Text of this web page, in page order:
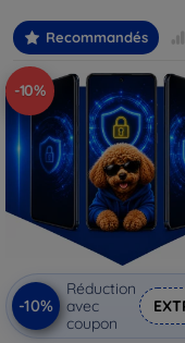
Recommandés
-10%
-10%
Réduction
avec
coupon